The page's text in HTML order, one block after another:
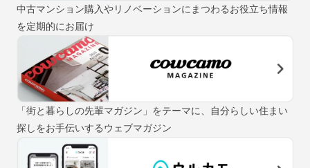
中古マンション購入やリノベーションにまつわるお役立ち情報
を定期的にお届け
「街と暮らしの先輩マガジン」をテーマに、自分らしい住まい
探しをお手伝いするウェブマガジン